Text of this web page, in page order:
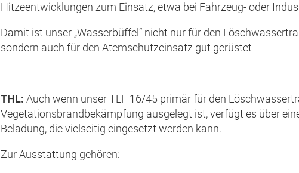
Hitzeentwicklungen zum Einsatz, etwa bei Fahrzeug- oder
Damit ist unser „Wasserbüffel“ nicht nur für den
sondern auch für den Atemschutzeinsatz gut gerüstet
THL:Auch wenn unser TLF 16/45 primär für den
Vegetationsbrandbekämpfung ausgelegt ist, verfügt es über
Beladung, die vielseitig eingesetzt werden kann.
Zur Ausstattung gehören: